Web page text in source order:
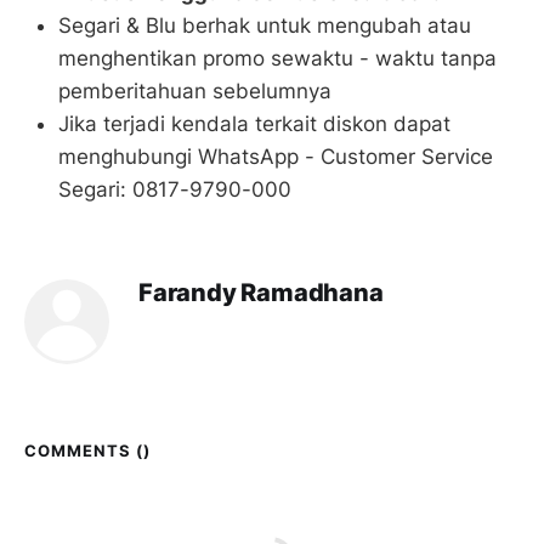
Segari & Blu berhak untuk mengubah atau
menghentikan promo sewaktu - waktu tanpa
pemberitahuan sebelumnya
Jika terjadi kendala terkait diskon dapat
menghubungi WhatsApp - Customer Service
Segari: 0817-9790-000
Farandy Ramadhana
COMMENTS ()